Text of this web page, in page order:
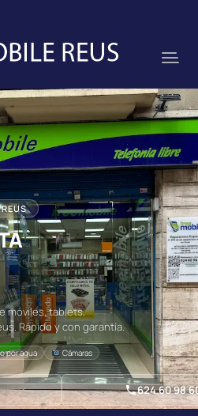
móviles, tablets,
Rápido y con garantía.
por agua Cámaras
624 60 98